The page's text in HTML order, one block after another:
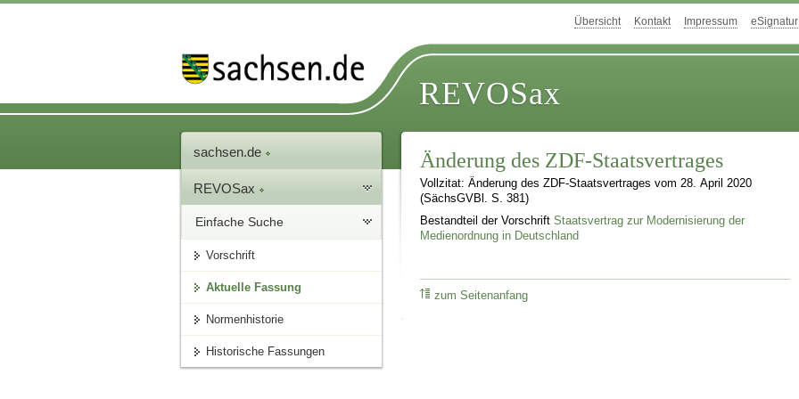
Übersicht Kontakt Impressum eSignatur
REVOSax
sachsen.de
REVOSax
Einfache Suche
Vorschrift
Aktuelle Fassung
Normenhistorie
Historische Fassungen
Änderung des ZDF-Staatsvertrages
Vollzitat: Änderung des ZDF-Staatsvertrages vom 28. April 2020
(SächsGVBl. S. 381)
Bestandteil der VorschriftStaatsvertrag zur Modernisierung der
Medienordnung in Deutschland
zum Seitenanfang